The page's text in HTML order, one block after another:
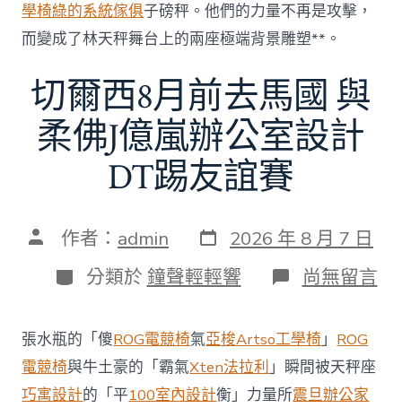
學椅綠的系統傢俱子磅秤。他們的力量不再是攻擊，
而變成了林天秤舞台上的兩座極端背景雕塑**。
切爾西8月前去馬國 與
柔佛J億嵐辦公室設計
DT踢友誼賽
文 作者： admin 發
表
日
期
2026 年 8 月 7 日
分
類
分類於 鐘聲輕輕響 在
〈切
西
8
月
前
去
尚無留言
張水瓶的「傻ROG電競椅氣亞梭Artso工學椅」 ROG
電競椅與牛土豪的「霸氣Xten法拉利」瞬間被天秤座
巧寓設計的「平100室內設計衡」力量所震旦辦公家